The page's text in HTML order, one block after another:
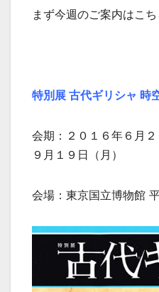
まず今週のご案内はこち
特別展 古代ギリシャ 時
会期：２０１６年６月
９月１９日（月）
会場：東京国立博物館